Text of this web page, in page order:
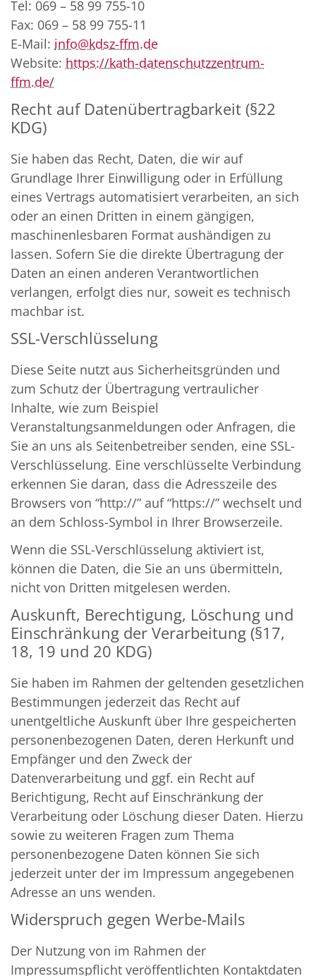
Tel: 069 – 58 99 755-10
Fax: 069 – 58 99 755-11
E-Mail: info@kdsz-ffm.de
Website: https://kath-datenschutzzentrum-
ffm.de/
Recht auf Datenübertragbarkeit (§22
KDG)
Sie haben das Recht, Daten, die wir auf
Grundlage Ihrer Einwilligung oder in Erfüllung
eines Vertrags automatisiert verarbeiten, an sich
oder an einen Dritten in einem gängigen,
maschinenlesbaren Format aushändigen zu
lassen. Sofern Sie die direkte Übertragung der
Daten an einen anderen Verantwortlichen
verlangen, erfolgt dies nur, soweit es technisch
machbar ist.
SSL-Verschlüsselung
Diese Seite nutzt aus Sicherheitsgründen und
zum Schutz der Übertragung vertraulicher
Inhalte, wie zum Beispiel
Veranstaltungsanmeldungen oder Anfragen, die
Sie an uns als Seitenbetreiber senden, eine SSL-
Verschlüsselung. Eine verschlüsselte Verbindung
erkennen Sie daran, dass die Adresszeile des
Browsers von “http://” auf “https://” wechselt und
an dem Schloss-Symbol in Ihrer Browserzeile.
Wenn die SSL-Verschlüsselung aktiviert ist,
können die Daten, die Sie an uns übermitteln,
nicht von Dritten mitgelesen werden.
Auskunft, Berechtigung, Löschung und
Einschränkung der Verarbeitung (§17,
18, 19 und 20 KDG)
Sie haben im Rahmen der geltenden gesetzlichen
Bestimmungen jederzeit das Recht auf
unentgeltliche Auskunft über Ihre gespeicherten
personenbezogenen Daten, deren Herkunft und
Empfänger und den Zweck der
Datenverarbeitung und ggf. ein Recht auf
Berichtigung, Recht auf Einschränkung der
Verarbeitung oder Löschung dieser Daten. Hierzu
sowie zu weiteren Fragen zum Thema
personenbezogene Daten können Sie sich
jederzeit unter der im Impressum angegebenen
Adresse an uns wenden.
Widerspruch gegen Werbe-Mails
Der Nutzung von im Rahmen der
Impressumspflicht veröffentlichten Kontaktdaten